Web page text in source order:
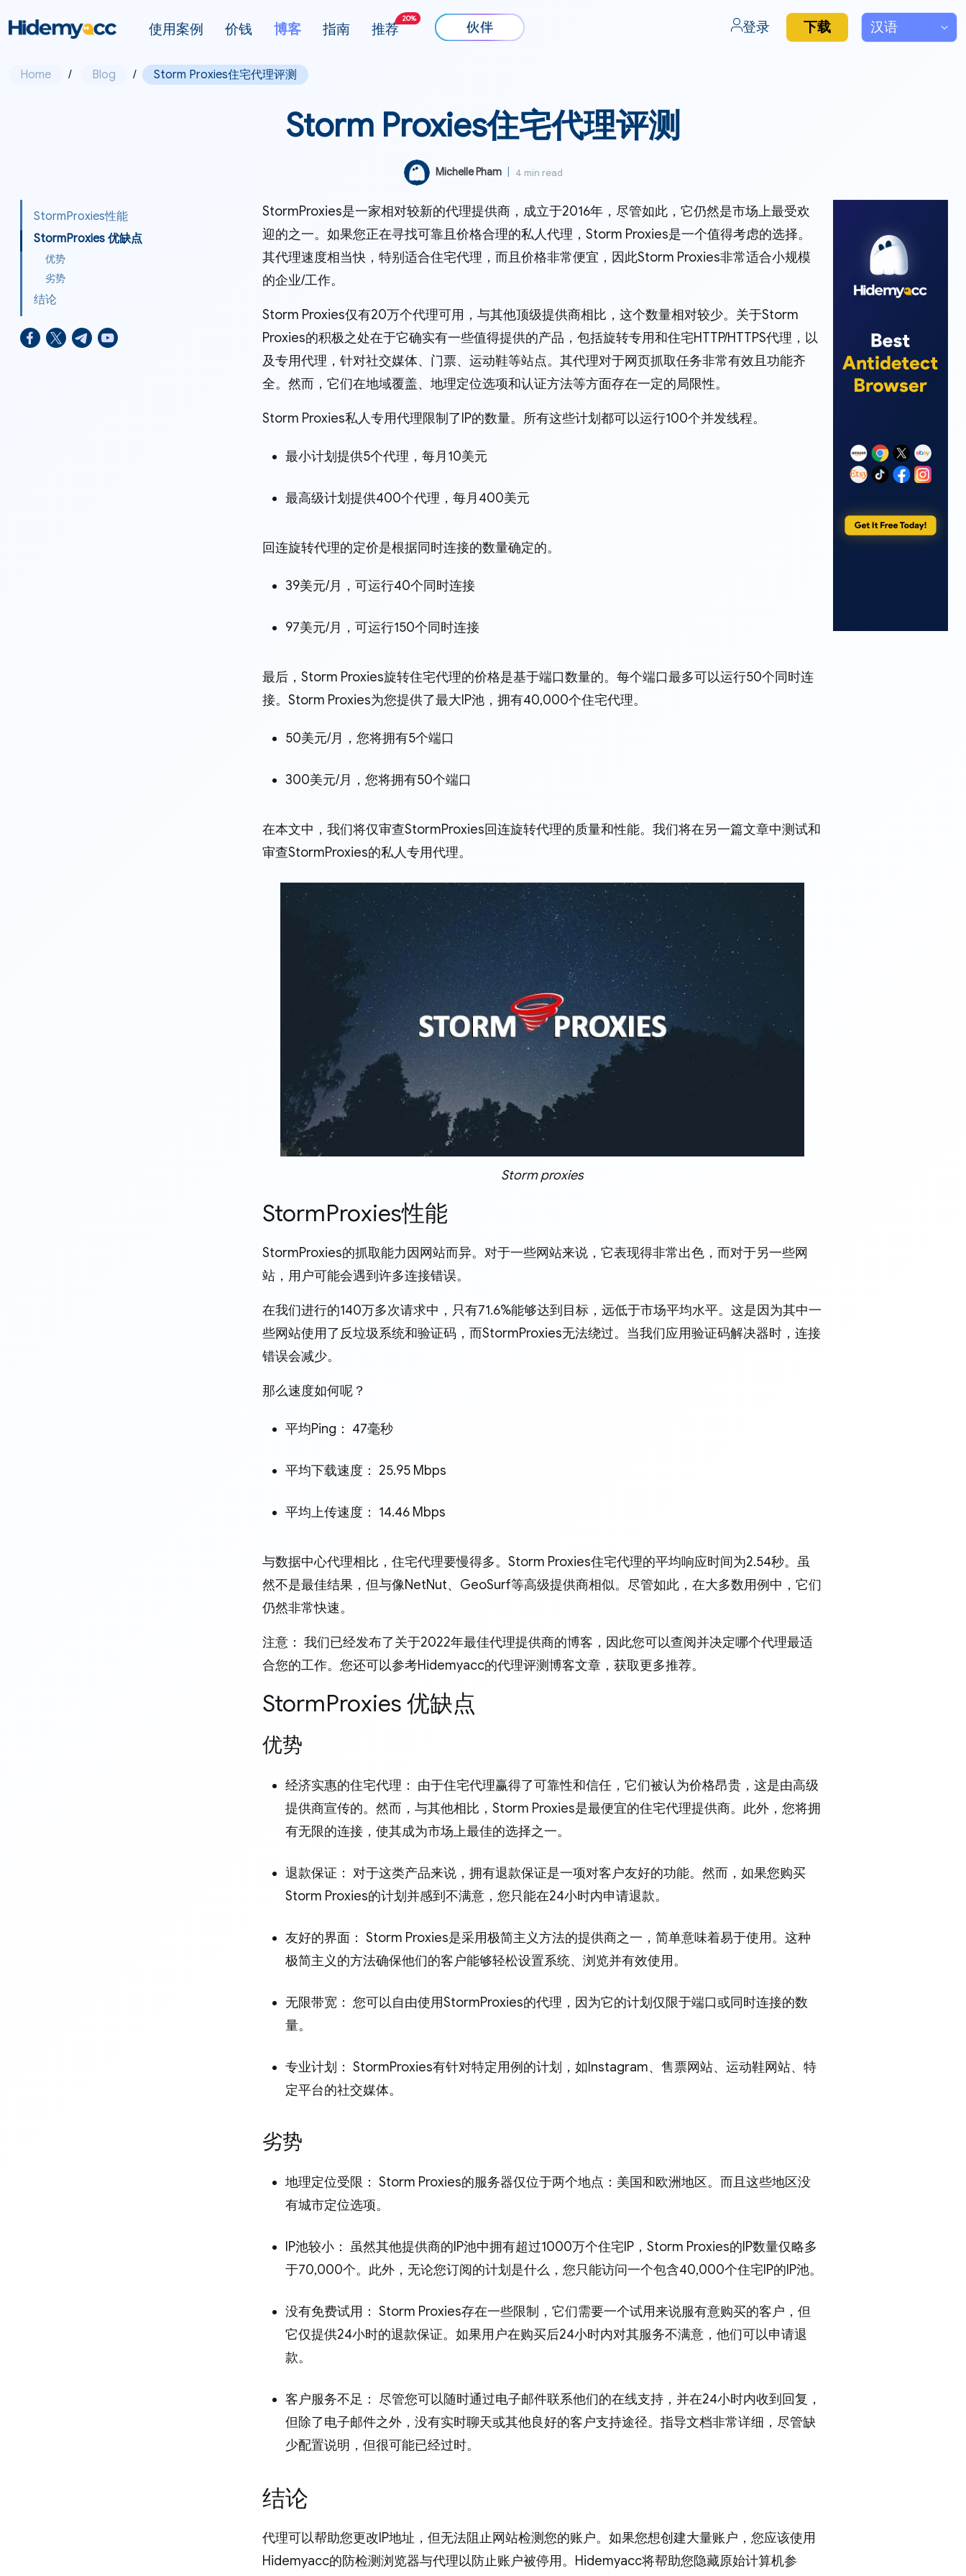
使用案例 价钱 博客 指南 推荐
20%
登录 下载
Home / Blog / Storm Proxies住宅代理评测
Storm Proxies住宅代理评测
Michelle Pham 4 min read
StormProxies性能
StormProxies 优缺点
优势
劣势
结论
StormProxies是一家相对较新的代理提供商，成立于2016年，尽管如此，它仍然是市场上最受欢
迎的之一。如果您正在寻找可靠且价格合理的私人代理，Storm Proxies是一个值得考虑的选择。
其代理速度相当快，特别适合住宅代理，而且价格非常便宜，因此Storm Proxies非常适合小规模
的企业/工作。
Storm Proxies仅有20万个代理可用，与其他顶级提供商相比，这个数量相对较少。关于Storm
Proxies的积极之处在于它确实有一些值得提供的产品，包括旋转专用和住宅HTTP/HTTPS代理，以
及专用代理，针对社交媒体、门票、运动鞋等站点。其代理对于网页抓取任务非常有效且功能齐
全。然而，它们在地域覆盖、地理定位选项和认证方法等方面存在一定的局限性。
Storm Proxies私人专用代理限制了IP的数量。所有这些计划都可以运行100个并发线程。
最小计划提供5个代理，每月10美元
最高级计划提供400个代理，每月400美元
回连旋转代理的定价是根据同时连接的数量确定的。
39美元/月，可运行40个同时连接
97美元/月，可运行150个同时连接
最后，Storm Proxies旋转住宅代理的价格是基于端口数量的。每个端口最多可以运行50个同时连
接。Storm Proxies为您提供了最大IP池，拥有40,000个住宅代理。
50美元/月，您将拥有5个端口
300美元/月，您将拥有50个端口
在本文中，我们将仅审查StormProxies回连旋转代理的质量和性能。我们将在另一篇文章中测试和
审查StormProxies的私人专用代理。
Storm proxies
StormProxies性能
StormProxies的抓取能力因网站而异。对于一些网站来说，它表现得非常出色，而对于另一些网
站，用户可能会遇到许多连接错误。
在我们进行的140万多次请求中，只有71.6%能够达到目标，远低于市场平均水平。这是因为其中一
些网站使用了反垃圾系统和验证码，而StormProxies无法绕过。当我们应用验证码解决器时，连接
错误会减少。
那么速度如何呢？
平均Ping： 47毫秒
平均下载速度： 25.95 Mbps
平均上传速度： 14.46 Mbps
与数据中心代理相比，住宅代理要慢得多。Storm Proxies住宅代理的平均响应时间为2.54秒。虽
然不是最佳结果，但与像NetNut、GeoSurf等高级提供商相似。尽管如此，在大多数用例中，它们
仍然非常快速。
注意： 我们已经发布了关于2022年最佳代理提供商的博客，因此您可以查阅并决定哪个代理最适
合您的工作。您还可以参考Hidemyacc的代理评测博客文章，获取更多推荐。
StormProxies 优缺点
优势
经济实惠的住宅代理： 由于住宅代理赢得了可靠性和信任，它们被认为价格昂贵，这是由高级
提供商宣传的。然而，与其他相比，Storm Proxies是最便宜的住宅代理提供商。此外，您将拥
有无限的连接，使其成为市场上最佳的选择之一。
退款保证： 对于这类产品来说，拥有退款保证是一项对客户友好的功能。然而，如果您购买
Storm Proxies的计划并感到不满意，您只能在24小时内申请退款。
友好的界面： Storm Proxies是采用极简主义方法的提供商之一，简单意味着易于使用。这种
极简主义的方法确保他们的客户能够轻松设置系统、浏览并有效使用。
无限带宽： 您可以自由使用StormProxies的代理，因为它的计划仅限于端口或同时连接的数
量。
专业计划： StormProxies有针对特定用例的计划，如Instagram、售票网站、运动鞋网站、特
定平台的社交媒体。
劣势
地理定位受限： Storm Proxies的服务器仅位于两个地点：美国和欧洲地区。而且这些地区没
有城市定位选项。
IP池较小： 虽然其他提供商的IP池中拥有超过1000万个住宅IP，Storm Proxies的IP数量仅略多
于70,000个。此外，无论您订阅的计划是什么，您只能访问一个包含40,000个住宅IP的IP池。
没有免费试用： Storm Proxies存在一些限制，它们需要一个试用来说服有意购买的客户，但
它仅提供24小时的退款保证。如果用户在购买后24小时内对其服务不满意，他们可以申请退
款。
客户服务不足： 尽管您可以随时通过电子邮件联系他们的在线支持，并在24小时内收到回复，
但除了电子邮件之外，没有实时聊天或其他良好的客户支持途径。指导文档非常详细，尽管缺
少配置说明，但很可能已经过时。
结论
代理可以帮助您更改IP地址，但无法阻止网站检测您的账户。如果您想创建大量账户，您应该使用
Hidemyacc的防检测浏览器与代理以防止账户被停用。Hidemyacc将帮助您隐藏原始计算机参